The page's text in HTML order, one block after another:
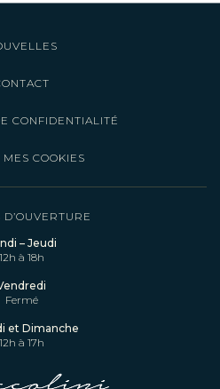
– Jeudi
12h à 18h
Fermé
et Dimanche
12h à 17h
CONFIDENTIALITÉ
COOKIES